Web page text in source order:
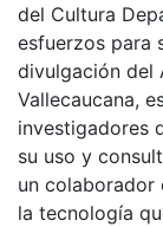
del Cultura
esfuerzos para
divulgación del
Vallecaucana,
investigadores
su uso y
un colaborador
la tecnología